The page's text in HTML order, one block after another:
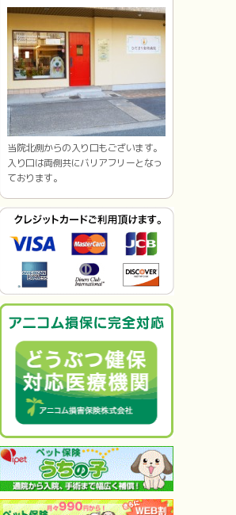
当院北側からの入り口もございます。
入り口は両側共にバリアフリーとなっ
ております。